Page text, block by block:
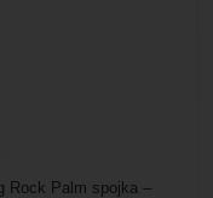
Rock Palm spojka –